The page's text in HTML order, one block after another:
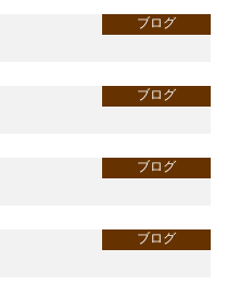
ブログ
ブログ
ブログ
ブログ